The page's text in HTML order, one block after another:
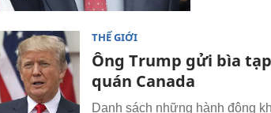
THẾ GIỚI
Ông Trump gửi bìa
quán Canada
Danh sách những hành động